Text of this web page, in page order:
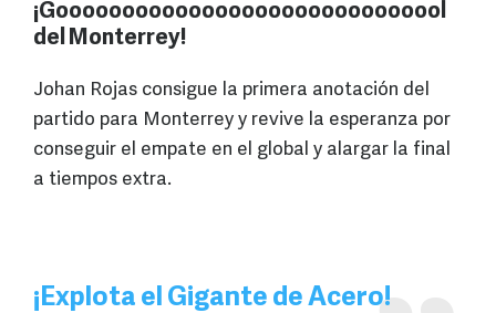
¡Goooooooooooooooooooooooooooool
del Monterrey!
Johan Rojas consigue la primera anotación del
partido para Monterrey y revive la esperanza por
conseguir el empate en el global y alargar la final
a tiempos extra.
¡Explota el Gigante de Acero!